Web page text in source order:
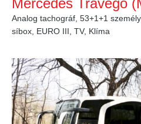
Analog tachográf, 53+1+1
síbox, EURO III, TV, Klíma